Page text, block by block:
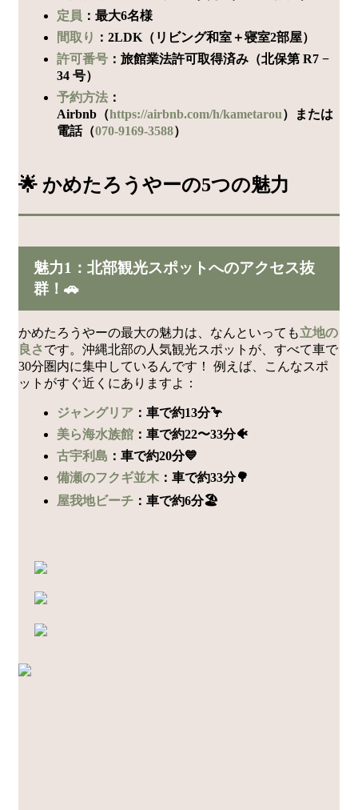
定員 ：最大6名様
間取り ：2LDK（リビング和室＋寝室2部屋）
許可番号 ：旅館業法許可取得済み（北保第 R7 −
34 号）
予約方法 ：
Airbnb（https://airbnb.com/h/kametarou）または
電話（070-9169-3588）
🌟 かめたろうやーの5つの魅力
魅力1：北部観光スポットへのアクセス抜
群！🚗
かめたろうやーの最大の魅力は、なんといっても立地の
良さです。沖縄北部の人気観光スポットが、すべて車で
30分圏内に集中しているんです！ 例えば、こんなスポ
ットがすぐ近くにありますよ：
ジャングリア ：車で約13分🦩
美ら海水族館 ：車で約22〜33分🐠
古宇利島 ：車で約20分💙
備瀬のフクギ並木 ：車で約33分🌳
屋我地ビーチ ：車で約6分🏖️